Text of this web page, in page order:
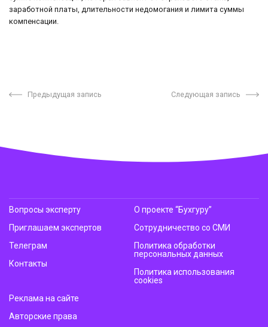
заработной платы, длительности недомогания и лимита суммы
компенсации.
Предыдущая запись Следующая запись
Вопросы эксперту
Приглашаем экспертов
Телеграм
Контакты
О проекте “Бухгуру”
Сотрудничество со СМИ
Политика обработки
персональных данных
Политика использования
cookies
Реклама на сайте
Авторские права